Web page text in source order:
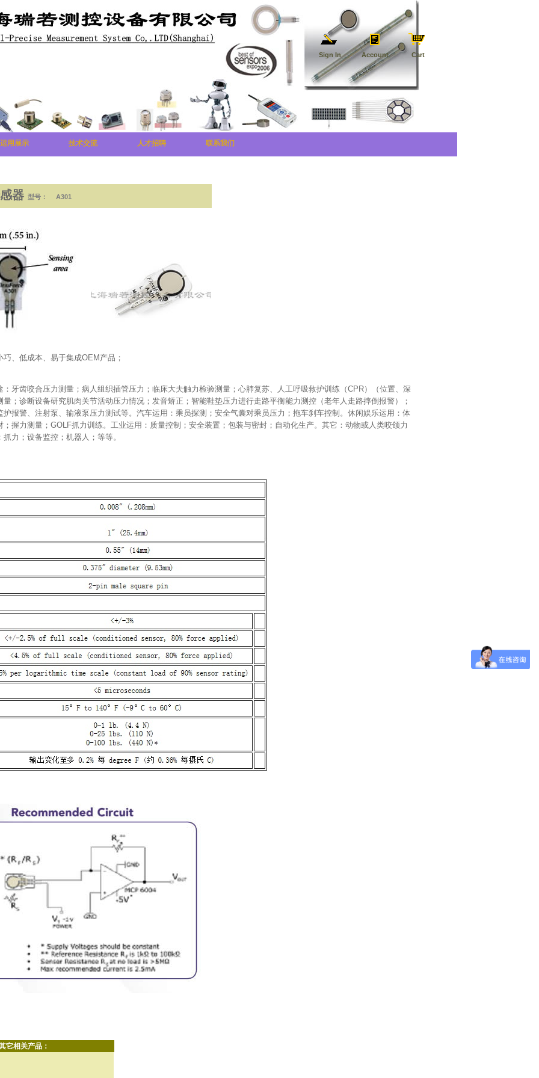
Sign In Account Cart
运用展示 技术交流 人才招聘 联系我们
器 型号： A301
巧、低成本、易于集成OEM产品；
：牙齿咬合压力测量；病人组织插管压力；临床大夫触力检验测量；心肺复苏、人工呼吸救护训练（CPR）（位置、深
量；诊断设备研究肌肉关节活动压力情况；发音矫正；智能鞋垫压力进行走路平衡能力测控（老年人走路摔倒报警）；
护报警、注射泵、输液泵压力测试等。汽车运用：乘员探测；安全气囊对乘员压力；拖车刹车控制。休闲娱乐运用：体
；握力测量；GOLF抓力训练。工业运用：质量控制；安全装置；包装与密封；自动化生产。其它：动物或人类咬颌力
力；设备监控；机器人；等等。
它相关产品：